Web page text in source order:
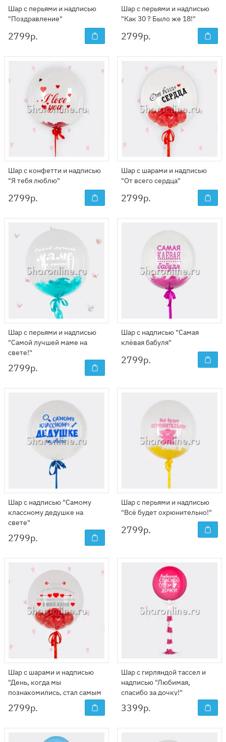
Шар с перьями и надписью
"Поздравление"
2799р.
Шар с перьями и надписью
"Как 30 ? Было же 18!"
2799р.
Шар с конфетти и надписью
"Я тебя люблю"
2799р.
Шар с шарами и надписью
"От всего сердца"
2799р.
Шар с перьями и надписью
"Самой лучшей маме на
свете!"
2799р.
Шар с надписью "Самая
клёвая бабуля"
2799р.
Шар с надписью "Самому
классному дедушке на
свете"
2799р.
Шар с перьями и надписью
"Всё будет охрюнительно!"
2799р.
Шар с шарами и надписью
"День, когда мы
познакомились, стал самым
счастливым в моей жизни."
2799р.
Шар с гирляндой тассел и
надписью "Любимая,
спасибо за дочку!"
3399р.